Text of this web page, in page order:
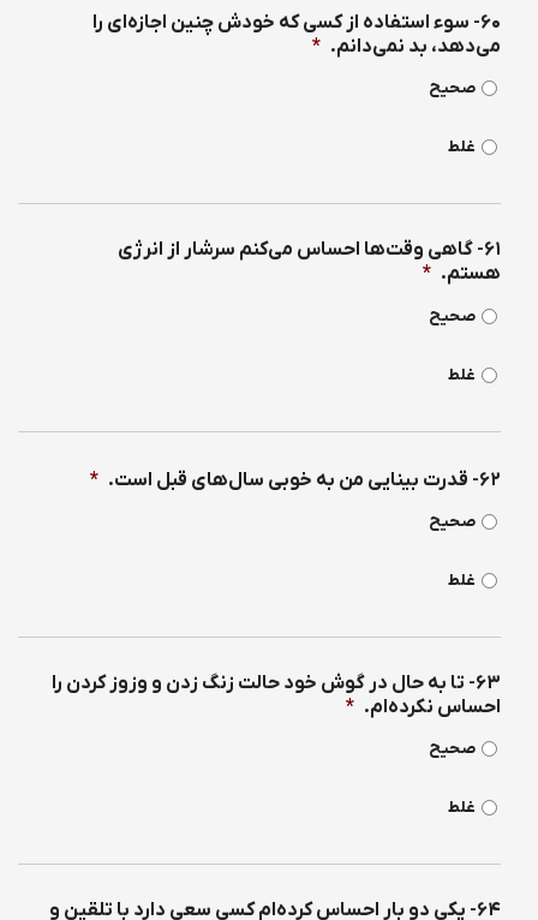
۶۰- سوء استفاده از كسی كه خودش چنین اجازه‌ای را
می‌دهد، بد نمی‌دانم. *
صحیح
غلط
۶۱- گاهی وقت‌ها احساس می‌كنم سرشار از انرژی
هستم. *
صحیح
غلط
۶۲- قدرت بینایی من به خوبی سال‌های قبل است. *
صحیح
غلط
۶۳- تا به حال در گوش خود حالت زنگ زدن و وزوز كردن را
احساس نكرده‌ام. *
صحیح
غلط
۶۴- یكی دو بار احساس كرده‌ام كسی سعی دارد با تلقین و